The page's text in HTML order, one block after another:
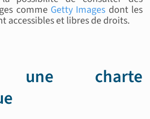
comme Getty Images dont les
accessibles et libres de droits.
une charte